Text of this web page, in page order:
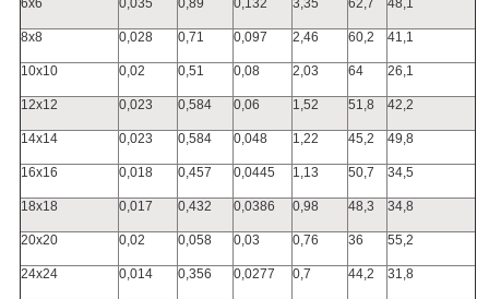
6x6 0,035 0,89 0,132 3,35 62,7 48,1
8x8 0,028 0,71 0,097 2,46 60,2 41,1
10x10 0,02 0,51 0,08 2,03 64 26,1
12x12 0,023 0,584 0,06 1,52 51,8 42,2
14x14 0,023 0,584 0,048 1,22 45,2 49,8
16x16 0,018 0,457 0,0445 1,13 50,7 34,5
18x18 0,017 0,432 0,0386 0,98 48,3 34,8
20x20 0,02 0,058 0,03 0,76 36 55,2
24x24 0,014 0,356 0,0277 0,7 44,2 31,8